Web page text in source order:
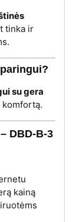
tinka ir
su gera
komfortą.
DBD-B-3
kainą